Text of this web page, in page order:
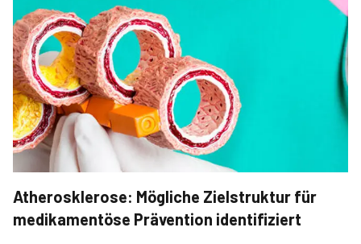
Atherosklerose: Mögliche Zielstruktur für
medikamentöse Prävention identifiziert